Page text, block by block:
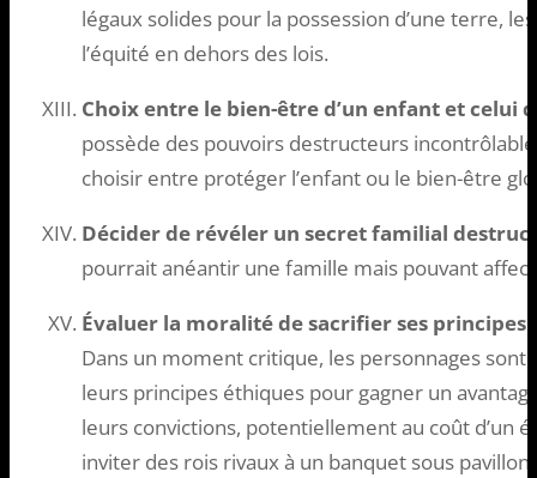
légaux solides pour la possession d’une terre,
l’équité en dehors des lois.
Choix entre le bien-être d’un enfant et celui
possède des pouvoirs destructeurs
choisir entre protéger l’enfant ou le bien-être
Décider de révéler un secret familial
pourrait anéantir une famille mais pouvant
Évaluer la moralité de sacrifier ses
Dans un moment critique, les personnages
leurs principes éthiques pour gagner un
leurs convictions, potentiellement au coût d’un
inviter des rois rivaux à un banquet sous